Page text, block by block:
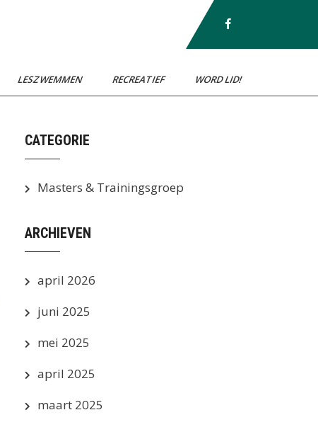
LESZWEMMEN RECREATIEF WORD LID!
CATEGORIE
Masters & Trainingsgroep
ARCHIEVEN
april 2026
juni 2025
mei 2025
april 2025
maart 2025